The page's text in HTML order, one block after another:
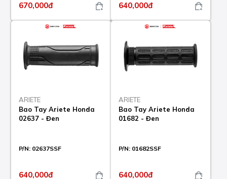
670,000đ 640,000đ
ARIETE
Bao Tay Ariete Honda
02637 - Đen
P/N: 02637SSF
640,000đ
ARIETE
Bao Tay Ariete Honda
01682 - Đen
P/N: 01682SSF
640,000đ